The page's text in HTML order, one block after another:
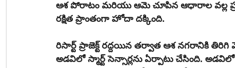
ఆశ పోరాటం మరియు ఆమె చూపిన ఆధారాల వల్ల
రక్షిత ప్రాంతంగా హోదా దక్కింది.
రిసార్ట్ ప్రాజెక్ట్ రద్దయిన తర్వాత ఆశ నగరానికి
అడవిలో స్మార్ట్ సెన్సార్లను ఏర్పాటు చేసింది.